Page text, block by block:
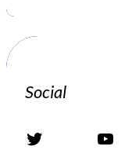
Social
Twitter YouTube